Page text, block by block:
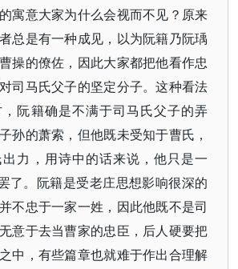
寓意大家为什么会视而不见？原来
总是有一种成见，以为阮籍乃阮瑀
操的僚佐，因此大家都把他看作忠
司马氏父子的坚定分子。这种看法
阮籍确是不满于司马氏父子的弄
孙的萧索，但他既未受知于曹氏，
力，用诗中的话来说，他只是一
了。阮籍是受老庄思想影响很深的
不忠于一家一姓，因此他既不是司
意于去当曹家的忠臣，后人硬要把
中，有些篇章也就难于作出合理解